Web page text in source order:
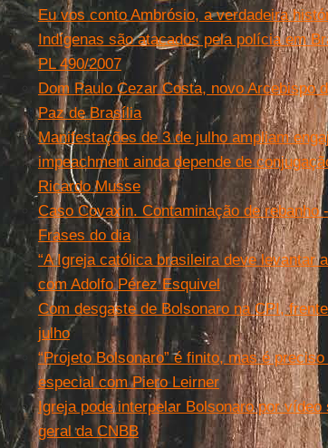
Eu vos conto Ambrósio, a verdadeira
Indígenas são atacados pela polícia em
PL 490/2007
Dom Paulo Cezar Costa, novo Arcebispo
Paz de Brasília
Manifestações de 3 de julho ampliam
impeachment ainda depende de
Ricardo Musse
Caso Covaxin. Contaminação de
Frases do dia
“A Igreja católica brasileira deve levantar
com Adolfo Pérez Esquivel
Com desgaste de Bolsonaro na CPI,
julho
“Projeto Bolsonaro” é finito, mas é
especial com Piero Leirner
Igreja pode interpelar Bolsonaro por
geral da CNBB